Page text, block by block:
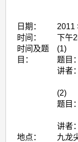
日期：
2011
时间：
下午
时间及题
目：
(1)
题目：
讲者：
(2)
题目：
讲者：
地点：
九龙